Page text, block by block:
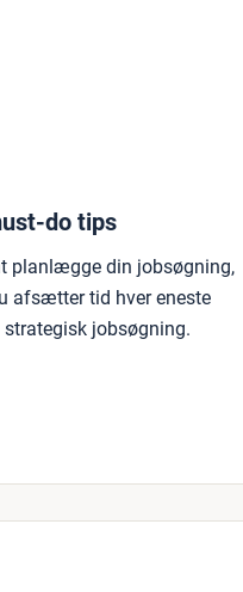
do tips
planlægge din jobsøgning,
afsætter tid hver eneste
jobsøgning.